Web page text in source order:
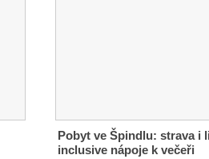
Pobyt ve Špindlu: strava i
inclusive nápoje k večeři